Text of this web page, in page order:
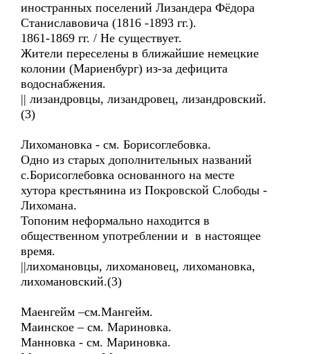
иностранных поселений Лизандера Фёдора
Станиславовича (1816 -1893 гг.).
1861-1869 гг. / Не существует.
Жители переселены в ближайшие немецкие
колонии (Мариенбург) из-за дефицита
водоснабжения.
|| лизандровцы, лизандровец, лизандровский.
(3)
Лихомановка - см. Борисоглебовка.
Одно из старых дополнительных названий
с.Борисоглебовка основанного на месте
хутора крестьянина из Покровской Слободы -
Лихомана.
Топоним неформально находится в
общественном употреблении и в настоящее
время.
||лихомановцы, лихомановец, лихомановка,
лихомановский.(3)
Маенгейм –см.Мангейм.
Маинское – см. Мариновка.
Манновка - см. Мариновка.